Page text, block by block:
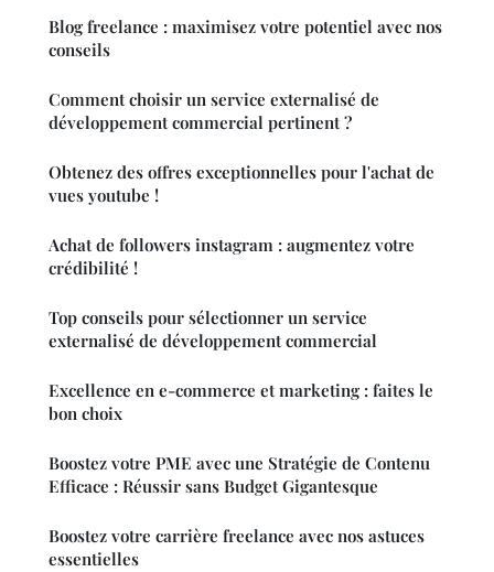
Blog freelance : maximisez votre potentiel avec nos
conseils
Comment choisir un service externalisé de
développement commercial pertinent ?
Obtenez des offres exceptionnelles pour l'achat de
vues youtube !
Achat de followers instagram : augmentez votre
crédibilité !
Top conseils pour sélectionner un service
externalisé de développement commercial
Excellence en e-commerce et marketing : faites le
bon choix
Boostez votre PME avec une Stratégie de Contenu
Efficace : Réussir sans Budget Gigantesque
Boostez votre carrière freelance avec nos astuces
essentielles